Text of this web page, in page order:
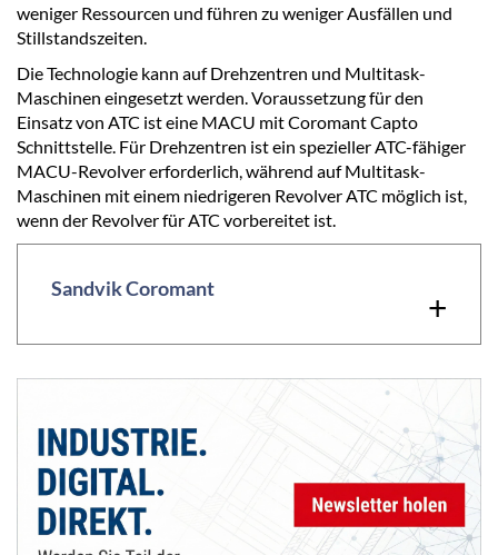
weniger Ressourcen und führen zu weniger Ausfällen und
Stillstandszeiten.
Die Technologie kann auf Drehzentren und Multitask-
Maschinen eingesetzt werden. Voraussetzung für den
Einsatz von ATC ist eine MACU mit Coromant Capto
Schnittstelle. Für Drehzentren ist ein spezieller ATC-fähiger
MACU-Revolver erforderlich, während auf Multitask-
Maschinen mit einem niedrigeren Revolver ATC möglich ist,
wenn der Revolver für ATC vorbereitet ist.
+
Sandvik Coromant